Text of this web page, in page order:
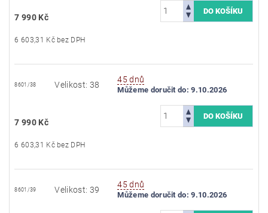
7 990 Kč
6 603,31 Kč bez DPH
8601/38 Velikost: 38
45 dnů
Můžeme doručit do: 9.10.2026
7 990 Kč
6 603,31 Kč bez DPH
8601/39 Velikost: 39
45 dnů
Můžeme doručit do: 9.10.2026